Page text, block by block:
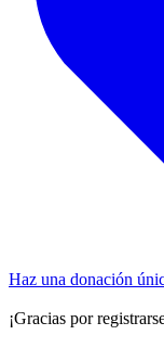
Haz una donación
¡Gracias por